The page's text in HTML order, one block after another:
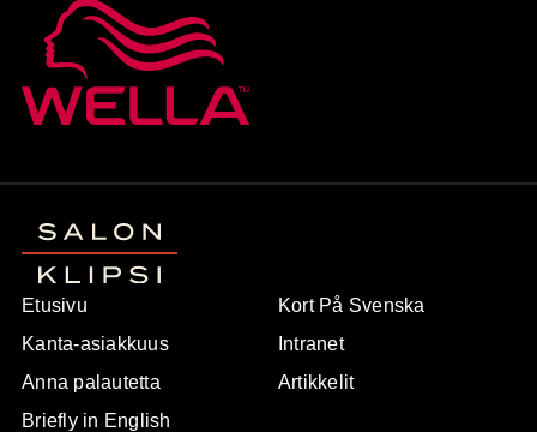
Etusivu
Kanta-asiakkuus
Anna palautetta
Briefly in English
Kort På Svenska
Intranet
Artikkelit